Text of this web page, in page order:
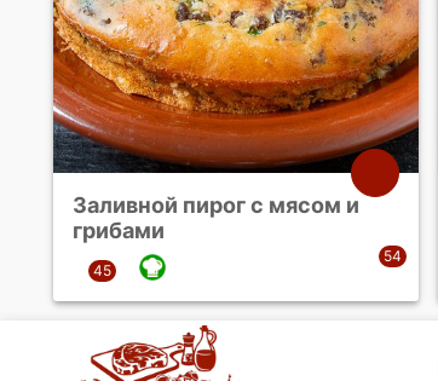
Заливной пирог с мясом и
грибами